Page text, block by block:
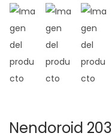
Nendoroid